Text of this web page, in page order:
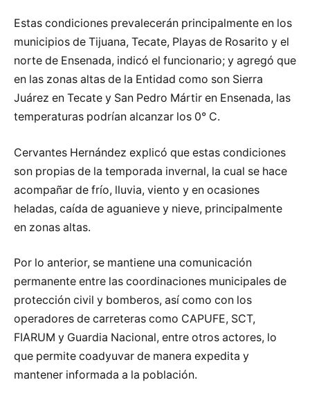
Estas condiciones prevalecerán principalmente en los
municipios de Tijuana, Tecate, Playas de Rosarito y el
norte de Ensenada, indicó el funcionario; y agregó que
en las zonas altas de la Entidad como son Sierra
Juárez en Tecate y San Pedro Mártir en Ensenada, las
temperaturas podrían alcanzar los 0° C.
Cervantes Hernández explicó que estas condiciones
son propias de la temporada invernal, la cual se hace
acompañar de frío, lluvia, viento y en ocasiones
heladas, caída de aguanieve y nieve, principalmente
en zonas altas.
Por lo anterior, se mantiene una comunicación
permanente entre las coordinaciones municipales de
protección civil y bomberos, así como con los
operadores de carreteras como CAPUFE, SCT,
FIARUM y Guardia Nacional, entre otros actores, lo
que permite coadyuvar de manera expedita y
mantener informada a la población.